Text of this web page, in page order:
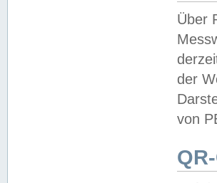
Über
der
von